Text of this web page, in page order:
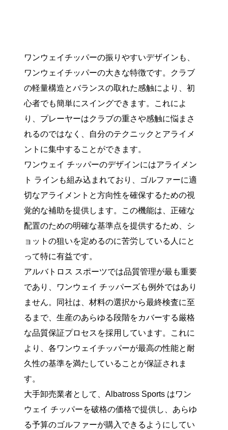
ワンウェイチッパーの振りやすいデザインも、
ワンウェイチッパーの大きな特徴です。クラブ
の軽量構造とバランスの取れた感触により、初
心者でも簡単にスイングできます。これによ
り、プレーヤーはクラブの重さや感触に悩まさ
れるのではなく、自分のテクニックとアライメ
ントに集中することができます。
ワンウェイ チッパーのデザインにはアライメン
ト ラインも組み込まれており、ゴルファーに適
切なアライメントと方向性を確保するための視
覚的な補助を提供します。この機能は、正確な
配置のための明確な基準点を提供するため、シ
ョットの狙いを定めるのに苦労している人にと
って特に有益です。
アルバトロス スポーツでは品質管理が最も重要
であり、ワンウェイ チッパーズも例外ではあり
ません。同社は、材料の選択から最終検査に至
るまで、生産のあらゆる段階をカバーする厳格
な品質保証プロセスを採用しています。これに
より、各ワンウェイチッパーが最高の性能と耐
久性の基準を満たしていることが保証されま
す。
大手卸売業者として、Albatross Sports はワン
ウェイ チッパーを破格の価格で提供し、あらゆ
る予算のゴルファーが購入できるようにしてい